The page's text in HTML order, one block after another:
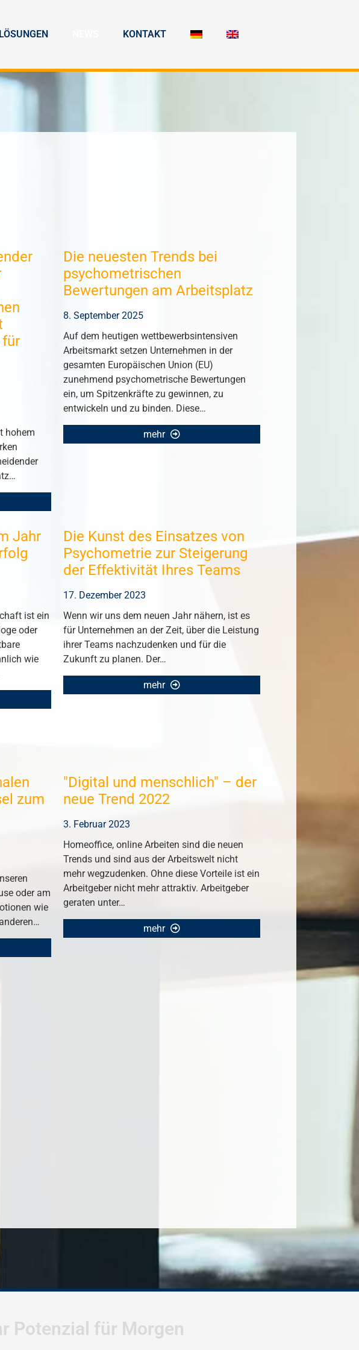
LÖSUNGEN KONTAKT
hohem
Die neuesten Trends bei
psychometrischen
Bewertungen am Arbeitsplatz
8. September 2025
Auf dem heutigen wettbewerbsintensiven
Arbeitsmarkt setzen Unternehmen in der
gesamten Europäischen Union (EU)
zunehmend psychometrische Bewertungen
ein, um Spitzenkräfte zu gewinnen, zu
entwickeln und zu binden. Diese…
mehr
Jahr
ist ein
oder
wie
Die Kunst des Einsatzes von
Psychometrie zur Steigerung
der Effektivität Ihres Teams
17. Dezember 2023
Wenn wir uns dem neuen Jahr nähern, ist es
für Unternehmen an der Zeit, über die Leistung
ihrer Teams nachzudenken und für die
Zukunft zu planen. Der…
mehr
zum
oder am
wie
"Digital und menschlich" – der
neue Trend 2022
3. Februar 2023
Homeoffice, online Arbeiten sind die neuen
Trends und sind aus der Arbeitswelt nicht
mehr wegzudenken. Ohne diese Vorteile ist ein
Arbeitgeber nicht mehr attraktiv. Arbeitgeber
geraten unter…
mehr
Potenzial für Morgen